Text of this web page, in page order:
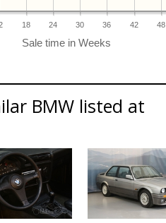
18 24 30 36 42 48
BMW listed at